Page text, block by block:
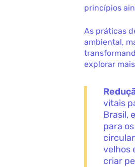
princípios
As práticas
ambiental,
explorar
vitais
Brasil,
para
velhos
criar